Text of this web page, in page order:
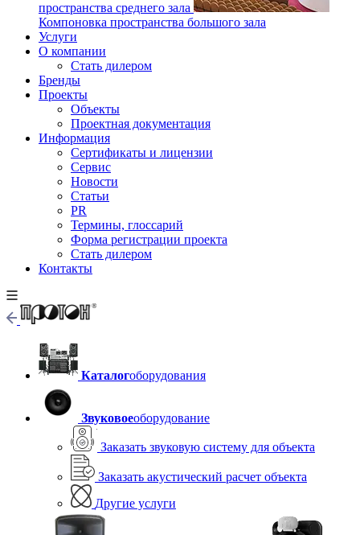
пространства среднего зала
Компоновка пространства большого зала
Услуги
О компании
Стать дилером
Бренды
Проекты
Объекты
Проектная документация
Информация
Сертификаты и лицензии
Сервис
Новости
Статьи
PR
Термины, глоссарий
Форма регистрации проекта
Стать дилером
Контакты
Каталогоборудования
Звуковоеоборудование
Заказать звуковую систему для объекта
Заказать акустический расчет объекта
Другие услуги